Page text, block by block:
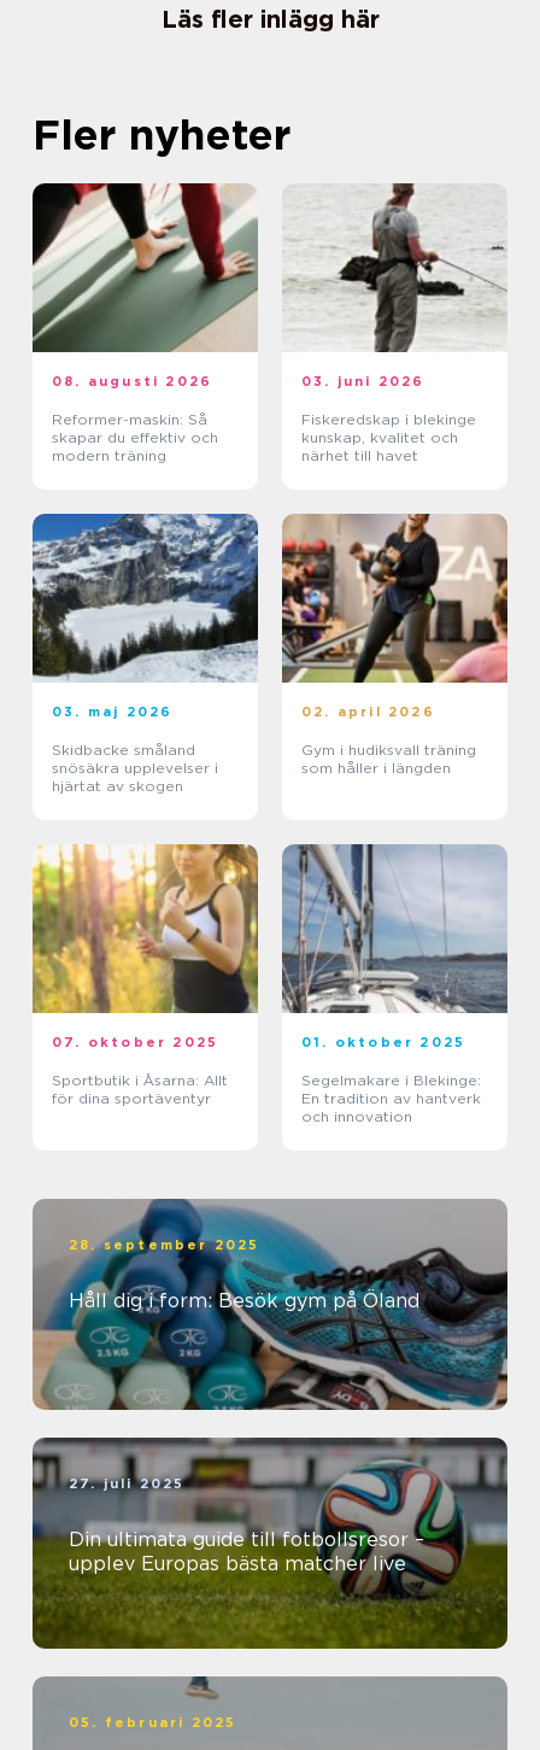
Läs fler inlägg här
Fler nyheter
08. augusti 2026
Reformer-maskin: Så
skapar du effektiv och
modern träning
03. juni 2026
Fiskeredskap i blekinge
kunskap, kvalitet och
närhet till havet
03. maj 2026
Skidbacke småland
snösäkra upplevelser i
hjärtat av skogen
02. april 2026
Gym i hudiksvall träning
som håller i längden
07. oktober 2025
Sportbutik i Åsarna: Allt
för dina sportäventyr
01. oktober 2025
Segelmakare i Blekinge:
En tradition av hantverk
och innovation
28. september 2025
Håll dig i form: Besök gym på Öland
27. juli 2025
Din ultimata guide till fotbollsresor –
upplev Europas bästa matcher live
05. februari 2025